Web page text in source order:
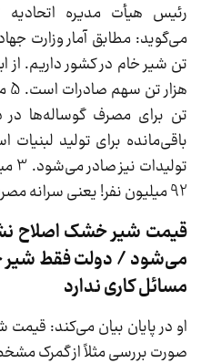
رئیس هیأت مدیره اتحادیه
باقی‌مانده برای تولید
92 میلیون نفر! یعنی سرانه مصرف افراد به زیر 40 کیلو می‌رسد.
قیمت شیر خشک اصلاح
می‌شود / دولت فقط شیر
مسائل کاری ندارد
او در پایان بیان می‌کند:
صورت بررسی مثلاً از گمرک